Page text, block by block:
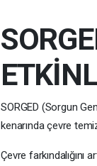
SORGED (Sorgun
kenarında çevre
Çevre farkındalığını